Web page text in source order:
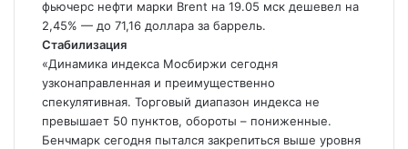
фьючерс нефти марки Brent на 19.05 мск дешевел на
2,45% — до 71,16 доллара за баррель.
Стабилизация
«Динамика индекса Мосбиржи сегодня
узконаправленная и преимущественно
спекулятивная. Торговый диапазон индекса не
превышает 50 пунктов, обороты – пониженные.
Бенчмарк сегодня пытался закрепиться выше уровня